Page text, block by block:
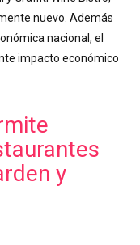
nuevo. Además
nacional, el
impacto económico
y